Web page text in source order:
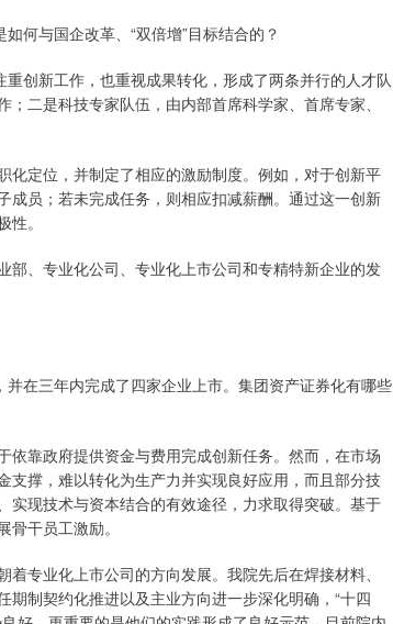
何与国企改革、“双倍增”目标结合的？
创新工作，也重视成果转化，形成了两条并行的人才队
二是科技专家队伍，由内部首席科学家、首席专家、
定位，并制定了相应的激励制度。例如，对于创新平
成员；若未完成任务，则相应扣减薪酬。通过这一创新
。
、专业化公司、专业化上市公司和专精特新企业的发
在三年内完成了四家企业上市。集团资产证券化有哪些
靠政府提供资金与费用完成创新任务。然而，在市场
撑，难以转化为生产力并实现良好应用，而且部分技
现技术与资本结合的有效途径，力求取得突破。基于
干员工激励。
专业化上市公司的方向发展。我院先后在焊接材料、
制契约化推进以及主业方向进一步深化明确，“十四